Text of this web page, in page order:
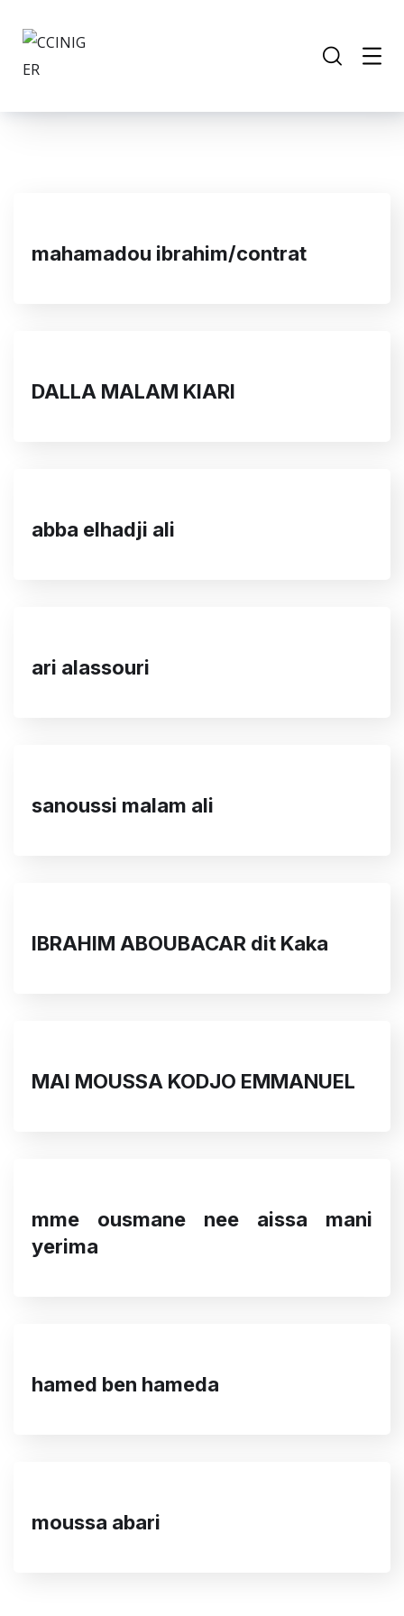
mahamadou ibrahim/contrat
DALLA MALAM KIARI
abba elhadji ali
ari alassouri
sanoussi malam ali
IBRAHIM ABOUBACAR dit Kaka
MAI MOUSSA KODJO EMMANUEL
mme ousmane nee aissa mani
yerima
hamed ben hameda
moussa abari